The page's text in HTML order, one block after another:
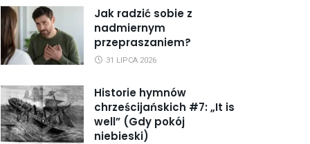
Jak radzić sobie z
nadmiernym
przepraszaniem?
31 LIPCA 2026
Historie hymnów
chrześcijańskich #7: „It is
well” (Gdy pokój
niebieski)